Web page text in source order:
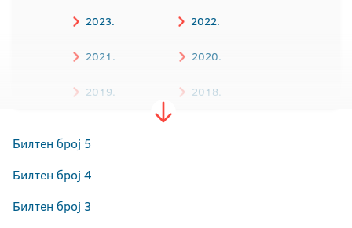
2023. 2022.
2021. 2020.
2019. 2018.
Билтен број 5
Билтен број 4
Билтен број 3